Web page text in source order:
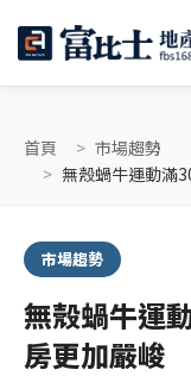
首頁
市場趨勢
無殼蝸牛運動滿
市場趨勢
無殼蝸牛運
房更加嚴峻